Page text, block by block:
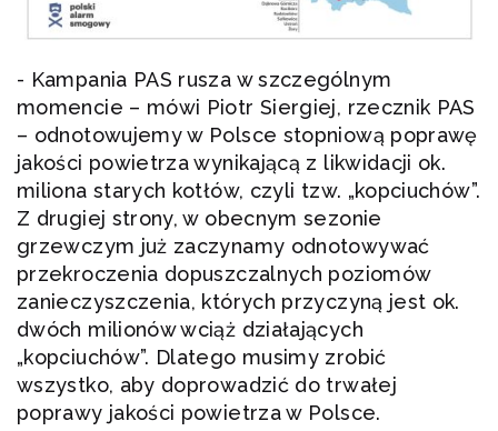
- Kampania PAS rusza w szczególnym
momencie – mówi Piotr Siergiej, rzecznik PAS
– odnotowujemy w Polsce stopniową poprawę
jakości powietrza wynikającą z likwidacji ok.
miliona starych kotłów, czyli tzw. „kopciuchów”.
Z drugiej strony, w obecnym sezonie
grzewczym już zaczynamy odnotowywać
przekroczenia dopuszczalnych poziomów
zanieczyszczenia, których przyczyną jest ok.
dwóch milionów wciąż działających
„kopciuchów”. Dlatego musimy zrobić
wszystko, aby doprowadzić do trwałej
poprawy jakości powietrza w Polsce.